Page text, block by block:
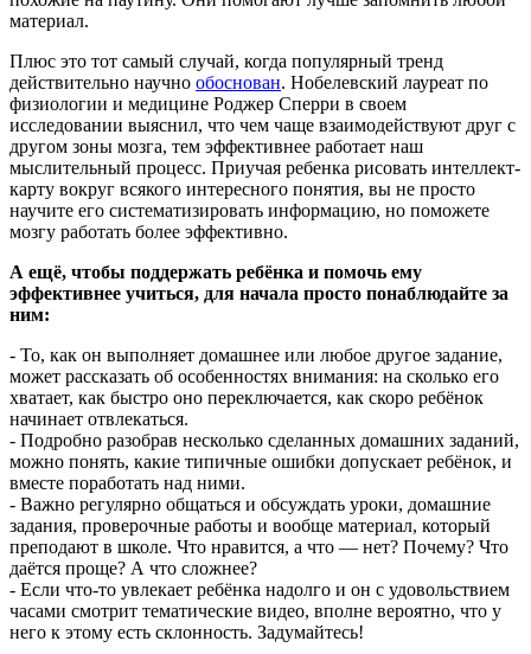
материал.
Плюс это тот самый случай, когда популярный тренд
действительно научно обоснован. Нобелевский лауреат по
физиологии и медицине Роджер Сперри в своем
исследовании выяснил, что чем чаще взаимодействуют друг с
другом зоны мозга, тем эффективнее работает наш
мыслительный процесс. Приучая ребенка рисовать интеллект-
карту вокруг всякого интересного понятия, вы не просто
научите его систематизировать информацию, но поможете
мозгу работать более эффективно.
А ещё, чтобы поддержать ребёнка и помочь ему
эффективнее учиться, для начала просто понаблюдайте за
ним:
- То, как он выполняет домашнее или любое другое задание,
может рассказать об особенностях внимания: на сколько его
хватает, как быстро оно переключается, как скоро ребёнок
начинает отвлекаться.
- Подробно разобрав несколько сделанных домашних заданий,
можно понять, какие типичные ошибки допускает ребёнок, и
вместе поработать над ними.
- Важно регулярно общаться и обсуждать уроки, домашние
задания, проверочные работы и вообще материал, который
преподают в школе. Что нравится, а что — нет? Почему? Что
даётся проще? А что сложнее?
- Если что-то увлекает ребёнка надолго и он с удовольствием
часами смотрит тематические видео, вполне вероятно, что у
него к этому есть склонность. Задумайтесь!